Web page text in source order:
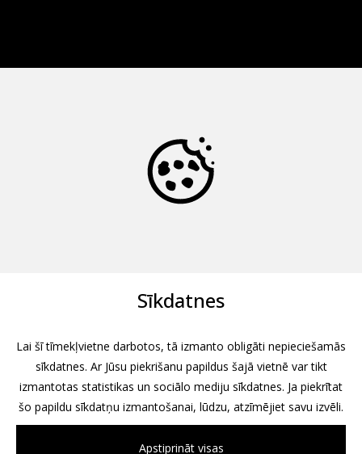
Sīkdatnes
Lai šī tīmekļvietne darbotos, tā izmanto obligāti nepieciešamās
sīkdatnes. Ar Jūsu piekrišanu papildus šajā vietnē var tikt
izmantotas statistikas un sociālo mediju sīkdatnes. Ja piekrītat
šo papildu sīkdatņu izmantošanai, lūdzu, atzīmējiet savu izvēli.
Apstiprināt visas